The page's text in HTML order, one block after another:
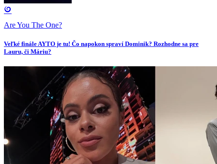
Are You The One?
Veľké finále AYTO je tu! Čo napokon spraví Dominik? Rozhodne sa pre
Lauru, či Máriu?